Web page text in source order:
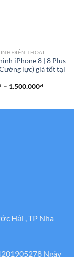
ĐIỆN THOẠI
iPhone 8 | 8 Plus
lực) giá tốt tại
– 1.500.000₫Khoảng
đến
Hải , TP Nha
Ngày